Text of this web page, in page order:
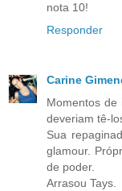
nota 10!
Responder
Carine
Momentos de
deveriam tê-
Sua
glamour.
de poder.
Arrasou Tays.